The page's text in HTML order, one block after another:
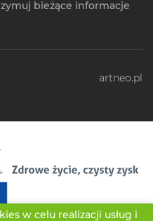
w celu realizacji usług i
bieżące informacje
artneo.pl